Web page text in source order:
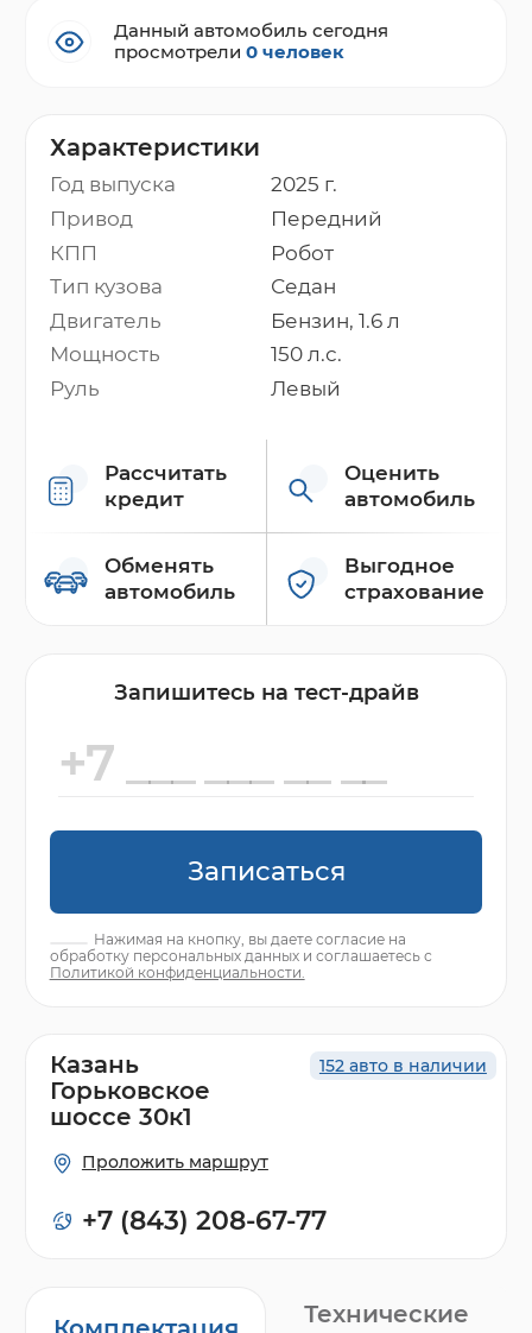
Характеристики
Год выпуска
2025 г.
Привод
Передний
КПП
Робот
Тип кузова
Седан
Двигатель
Бензин, 1.6 л
Мощность
150 л.с.
Руль
Левый
Рассчитать
кредит
Оценить
автомобиль
Обменять
автомобиль
Выгодное
страхование
Данный автомобиль сегодня
просмотрели0 человек
Запишитесь на тест-драйв
Записаться
Нажимая на кнопку, вы даете согласие на
обработку персональных данных и соглашаетесь с
Политикой конфиденциальности.
Технические
152 авто в наличии
Казань
Горьковское
шоссе 30к1
Проложить маршрут
+7 (843) 208-67-77